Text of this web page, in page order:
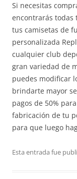
Si necesitas
encontrarás todas
tus camisetas de
personalizada
cualquier club
gran variedad de
puedes modificar
brindarte mayor
pagos de 50%
fabricación de tu
para que luego
Esta entrada fue